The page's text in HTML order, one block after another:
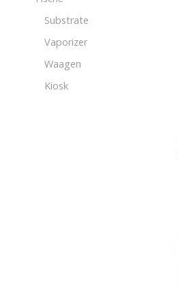
Substrate
Vaporizer
Waagen
Kiosk